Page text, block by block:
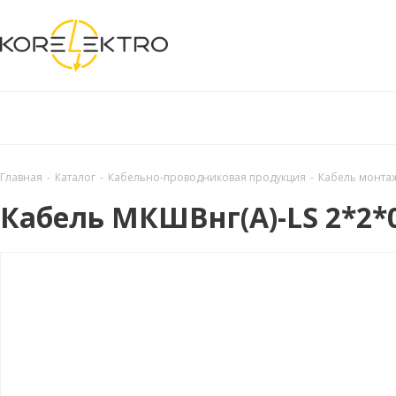
Главная - Каталог - Кабельно-проводниковая продукция - Кабель
Кабель МКШВнг(А)-LS